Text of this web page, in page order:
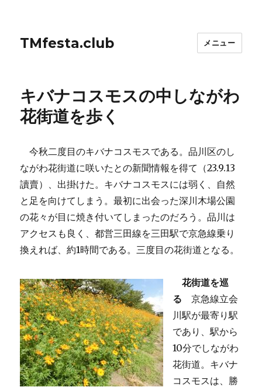
TMfesta.club メニュー
キバナコスモスの中しながわ
花街道を歩く
今秋二度目のキバナコスモスである。品川区のし
ながわ花街道に咲いたとの新聞情報を得て（23.9.13
讀賣）、出掛けた。キバナコスモスには弱く、自然
と足を向けてしまう。最初に出会った深川木場公園
の花々が目に焼き付いてしまったのだろう。品川は
アクセスも良く、都営三田線を三田駅で京急線乗り
換えれば、約1時間である。三度目の花街道となる。
花街道を巡
る 京急線立会
川駅が最寄り駅
であり、駅から
10分でしながわ
花街道。キバナ
コスモスは、勝